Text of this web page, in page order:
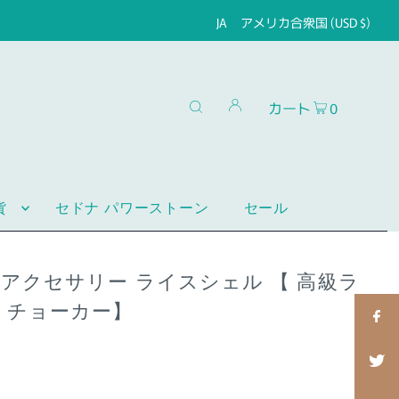
JA アメリカ合衆国 (USD $)
セドナ パワーストーン セール
カート 0
クセサリー ライスシェル 【 高級ラ
ョーカー】